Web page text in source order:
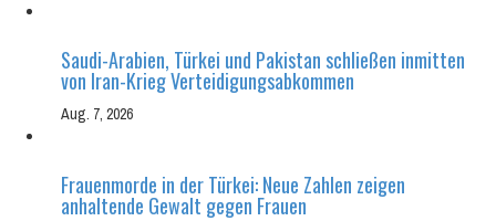
Saudi-Arabien, Türkei und Pakistan schließen inmitten
von Iran-Krieg Verteidigungsabkommen
Aug. 7, 2026
Frauenmorde in der Türkei: Neue Zahlen zeigen
anhaltende Gewalt gegen Frauen